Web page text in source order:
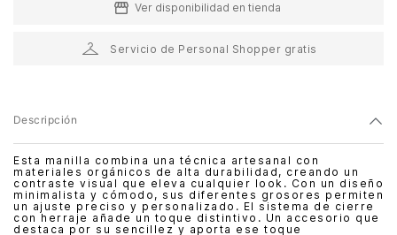
Ver disponibilidad en tienda
Servicio de Personal Shopper gratis
Descripción
Esta manilla combina una técnica artesanal con
materiales orgánicos de alta durabilidad, creando un
contraste visual que eleva cualquier look. Con un diseño
minimalista y cómodo, sus diferentes grosores permiten
un ajuste preciso y personalizado. El sistema de cierre
con herraje añade un toque distintivo. Un accesorio que
destaca por su sencillez y aporta ese toque